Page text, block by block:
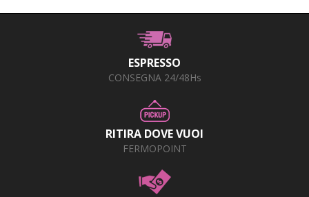
ESPRESSO
CONSEGNA 24/48Hs
RITIRA DOVE VUOI
FERMOPOINT